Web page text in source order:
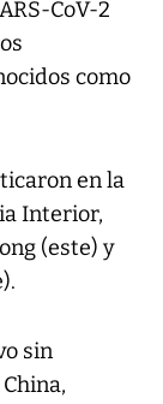
CoV-2
como
en la
Interior,
(este) y
sin